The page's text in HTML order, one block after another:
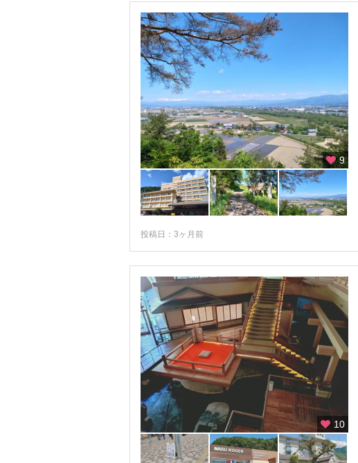
福島すべて
福島・飯坂温泉
土湯・岳・二本松
猪苗代・磐梯熱海・裏磐梯
会津・喜多方・東山温泉
会津若松
東山温泉
喜多方
芦ノ牧温泉
郡山・白河
9
投稿日：3ヶ月前
10